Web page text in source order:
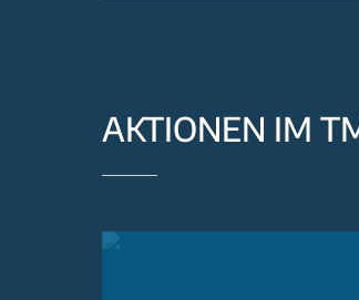
AKTIONEN IM